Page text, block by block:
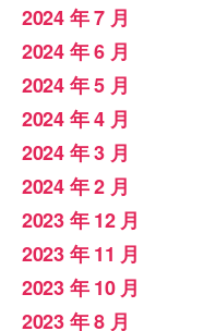
2024 年 7 月
2024 年 6 月
2024 年 5 月
2024 年 4 月
2024 年 3 月
2024 年 2 月
2023 年 12 月
2023 年 11 月
2023 年 10 月
2023 年 8 月